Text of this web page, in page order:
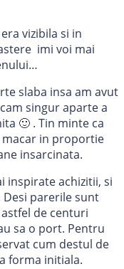
vizibila si in
imi voi mai
slaba insa am avut
singur aparte a
🙂 . Tin minte ca
in proportie
insarcinata.
inspirate achizitii, si
parerile sunt
de centuri
sa o port. Pentru
cum destul de
forma initiala.